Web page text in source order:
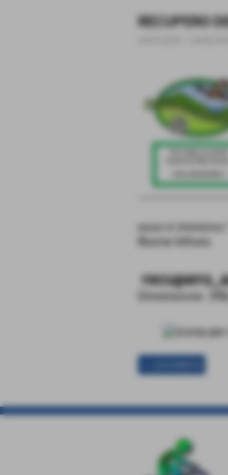
RECUPERO
esso è immerso.
Buona lettura.
Dimensione: